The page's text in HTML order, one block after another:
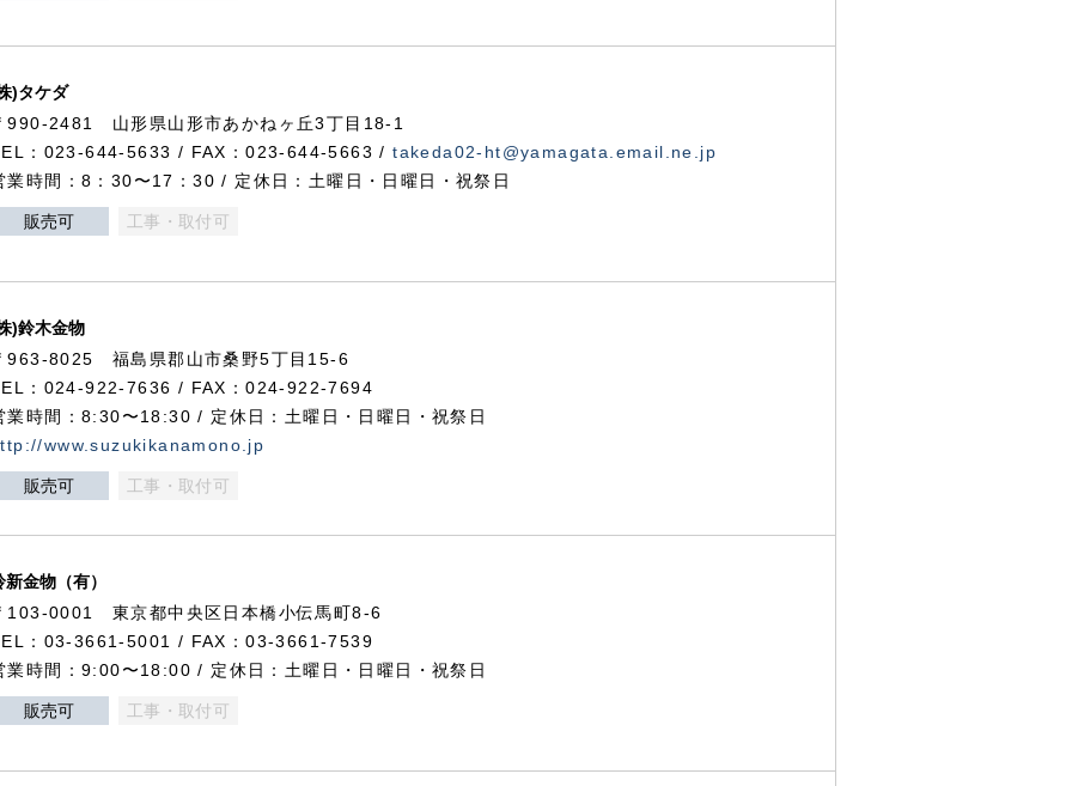
)タケダ
990-2481 山形県山形市あかねヶ丘3丁目18-1
：023-644-5633 / FAX：023-644-5663 /takeda02-ht@yamagata.email.ne.jp
業時間：8：30〜17：30 / 定休日：土曜日・日曜日・祝祭日
販売可 工事・取付可
)鈴木金物
963-8025 福島県郡山市桑野5丁目15-6
：024-922-7636 / FAX：024-922-7694
業時間：8:30〜18:30 / 定休日：土曜日・日曜日・祝祭日
www.suzukikanamono.jp
販売可 工事・取付可
新金物（有）
103-0001 東京都中央区日本橋小伝馬町8-6
：03-3661-5001 / FAX：03-3661-7539
業時間：9:00〜18:00 / 定休日：土曜日・日曜日・祝祭日
販売可 工事・取付可